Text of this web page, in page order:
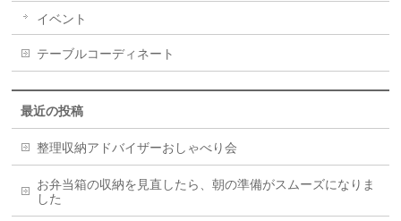
イベント
テーブルコーディネート
最近の投稿
整理収納アドバイザーおしゃべり会
お弁当箱の収納を見直したら、朝の準備がスムーズになりま
した